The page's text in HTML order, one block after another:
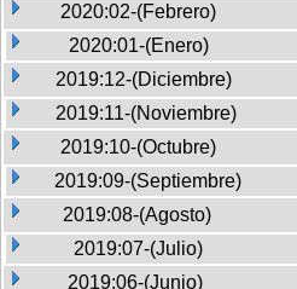
2020:02-(Febrero)
2020:01-(Enero)
2019:12-(Diciembre)
2019:11-(Noviembre)
2019:10-(Octubre)
2019:09-(Septiembre)
2019:08-(Agosto)
2019:07-(Julio)
2019:06-(Junio)